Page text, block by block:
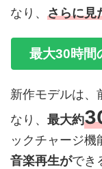
なり、 さらに見
最大30時間
新作モデルは、
なり、 最大約
ックチャージ機
音楽再生ができ